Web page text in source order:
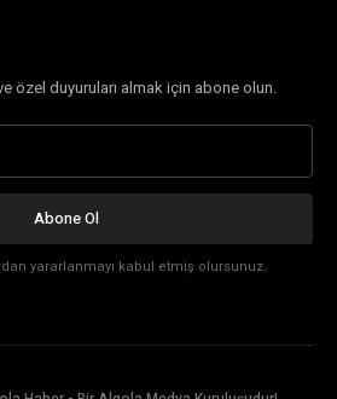
özel duyuruları almak için abone olun.
Abone Ol
yararlanmayı kabul etmiş olursunuz.